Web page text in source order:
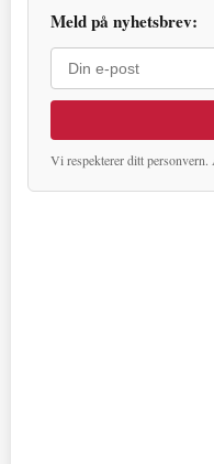
Meld på nyhetsbrev:
Vi respekterer ditt personvern.